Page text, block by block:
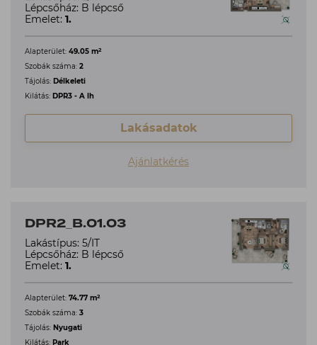
Lépcsőház: B lépcső
Emelet: 1.
Alapterület: 49.05 m2
Szobák száma: 2
Tájolás: Délkeleti
Kilátás: DPR3 - A lh
Lakásadatok
Ajánlatkérés
DPR2_B.01.03
Lakástípus: 5/IT
Lépcsőház: B lépcső
Emelet: 1.
Alapterület: 74.77 m2
Szobák száma: 3
Tájolás: Nyugati
Kilátás: Park